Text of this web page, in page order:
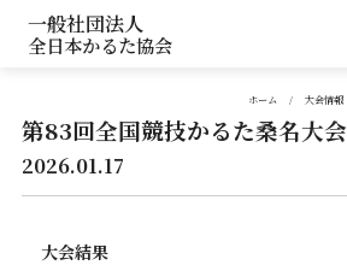
一般社団法人
全日本かるた協会
ホーム 大会情報
第83回全国競技かるた桑名大会
2026.01.17
大会結果